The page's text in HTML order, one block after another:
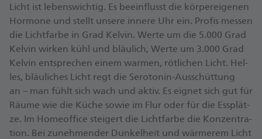
Licht ist le­bens­wich­tig. Es be­ein­flusst die kör­per­ei­ge­nen
Hor­mo­ne und stellt un­se­re in­ne­re Uhr ein. Pro­fis mes­sen
die Licht­far­be in Grad Kel­vin. Werte um die 5.000 Grad
Kel­vin wir­ken kühl und bläu­lich, Werte um 3.000 Grad
Kel­vin ent­spre­chen einem war­men, röt­li­chen Licht. Hel­
les, bläu­li­ches Licht regt die Serotonin-​Ausschüttung
an – man fühlt sich wach und aktiv. Es eig­net sich gut für
Räume wie die Küche sowie im Flur oder für die Ess­plät­
ze. Im Home­of­fice stei­gert die Licht­far­be die Kon­zen­tra­
ti­on. Bei zu­neh­men­der Dun­kel­heit und wär­me­rem Licht